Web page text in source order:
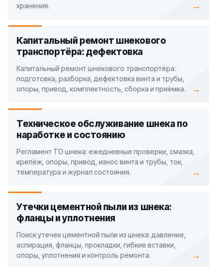
хранения.
→
Капитальный ремонт шнекового
транспортёра: дефектовка
Капитальный ремонт шнекового транспортёра:
подготовка, разборка, дефектовка винта и трубы,
опоры, привод, комплектность, сборка и приёмка.
→
Техническое обслуживание шнека по
наработке и состоянию
Регламент ТО шнека: ежедневные проверки, смазка,
крепёж, опоры, привод, износ винта и трубы, ток,
температура и журнал состояния.
→
Утечки цементной пыли из шнека:
фланцы и уплотнения
Поиск утечек цементной пыли из шнека: давление,
аспирация, фланцы, прокладки, гибкие вставки,
опоры, уплотнения и контроль ремонта.
→